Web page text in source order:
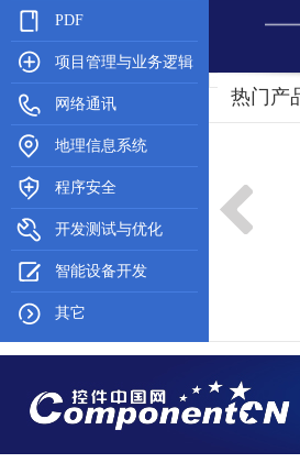
PDF
项目管理与业务逻辑
网络通讯
地理信息系统
程序安全
开发测试与优化
智能设备开发
其它
热门产
Xamarin Platform